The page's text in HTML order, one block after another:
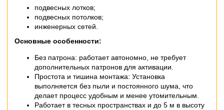
подвесных лотков;
подвесных потолков;
инженерных сетей.
Основные особенности:
Без патрона: работает автономно, не требует
дополнительных патронов для активации.
Простота и тишина монтажа: Установка
выполняется без пыли и постоянного шума, что
делает процесс удобным и менее утомительным.
Работает в тесных пространствах и до 5 м в высоту